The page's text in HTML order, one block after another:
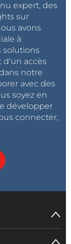
expert, des
sur
avons
à
solutions
d'un accès
notre
avec des
soyez en
développer
connecter,